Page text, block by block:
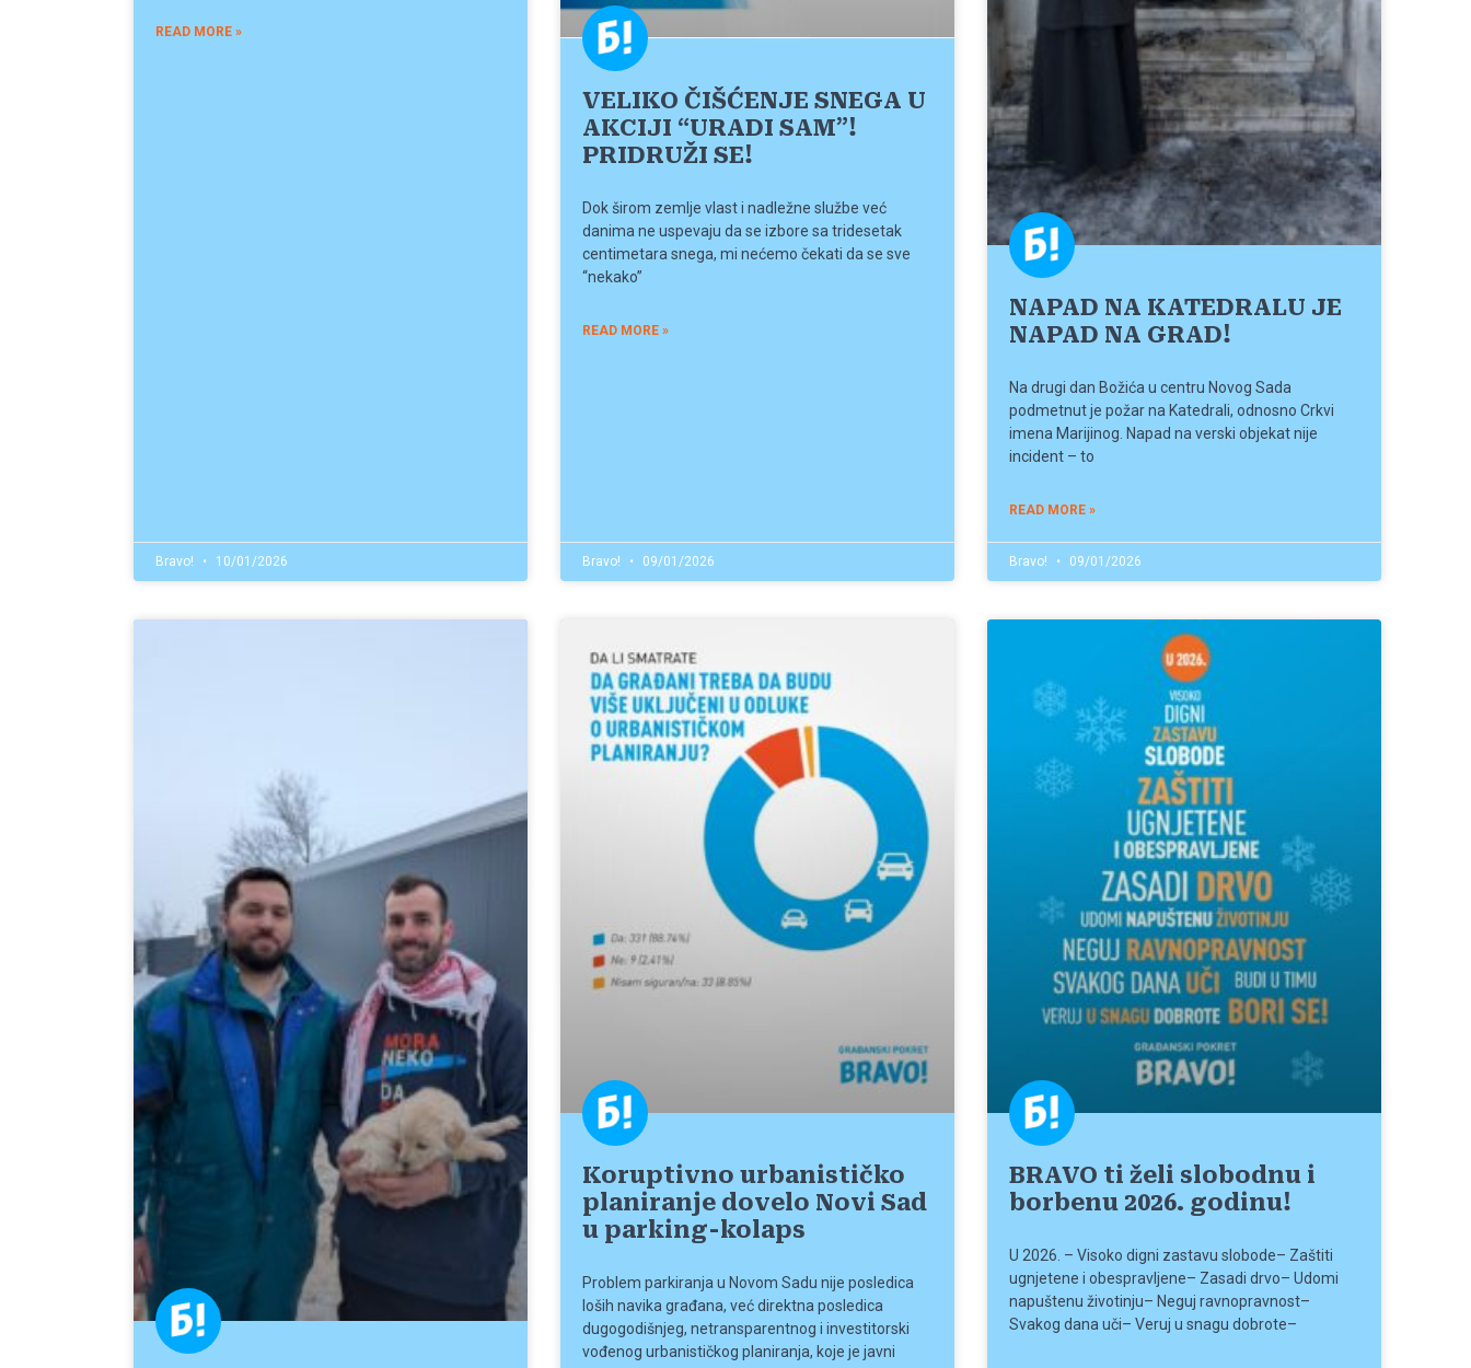
READ MORE »
Bravo! 10/01/2026
VELIKO ČIŠĆENJE SNEGA U
AKCIJI “URADI SAM”!
PRIDRUŽI SE!
Dok širom zemlje vlast i nadležne službe već
danima ne uspevaju da se izbore sa tridesetak
centimetara snega, mi nećemo čekati da se sve
“nekako”
READ MORE »
Bravo! 09/01/2026
NAPAD NA KATEDRALU JE
NAPAD NA GRAD!
Na drugi dan Božića u centru Novog Sada
podmetnut je požar na Katedrali, odnosno Crkvi
imena Marijinog. Napad na verski objekat nije
incident – to
READ MORE »
Bravo! 09/01/2026
Koruptivno urbanističko
planiranje dovelo Novi Sad
u parking-kolaps
Problem parkiranja u Novom Sadu nije posledica
loših navika građana, već direktna posledica
dugogodišnjeg, netransparentnog i investitorski
vođenog urbanističkog planiranja, koje je javni
BRAVO ti želi slobodnu i
borbenu 2026. godinu!
U 2026. – Visoko digni zastavu slobode– Zaštiti
ugnjetene i obespravljene– Zasadi drvo– Udomi
napuštenu životinju– Neguj ravnopravnost–
Svakog dana uči– Veruj u snagu dobrote–